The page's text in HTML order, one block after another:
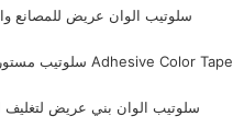
سلوتيب الوان عريض للمصانع
سلوتيب مستورد الوان Adhesive Color Tape
سلوتيب الوان بني عريض لتغليف